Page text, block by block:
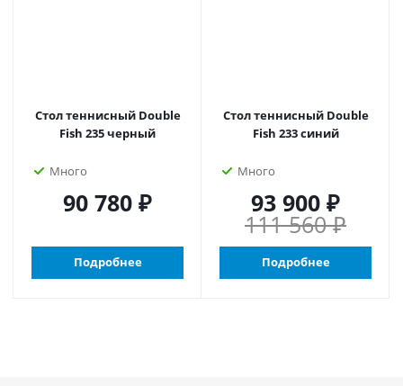
Стол теннисный Double
Fish 235 черный
Много
90 780 ₽
Подробнее
Стол теннисный Double
Fish 233 синий
Много
93 900 ₽
111 560 ₽
Подробнее